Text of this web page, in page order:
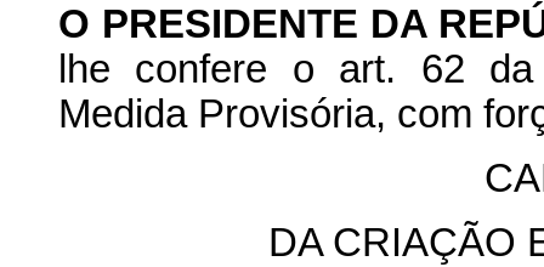
O PRESIDENTE DA
lhe confere o art. 62
Medida Provisória, com
DA CRIAÇÃO